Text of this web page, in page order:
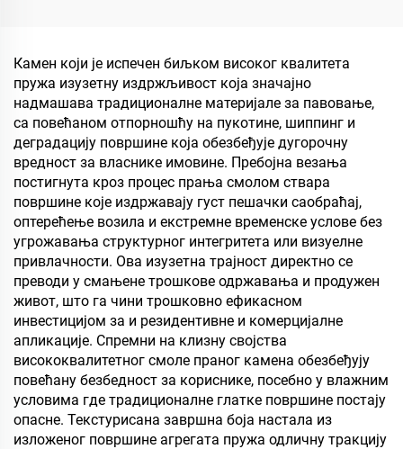
складиштење,
резервоар за уље,
складиште житарица,
транспорт и спољне
објекте, и апликације за
животне стилове
Камен који је испечен биљком високог квалитета
пружа изузетну издржљивост која значајно
надмашава традиционалне материјале за павовање,
са повећаном отпорношћу на пукотине, шиппинг и
деградацију површине која обезбеђује дугорочну
вредност за власнике имовине. Пребојна везања
постигнута кроз процес прања смолом ствара
површине које издржавају густ пешачки саобраћај,
оптерећење возила и екстремне временске услове без
угрожавања структурног интегритета или визуелне
привлачности. Ова изузетна трајност директно се
преводи у смањене трошкове одржавања и продужен
живот, што га чини трошковно ефикасном
инвестицијом за и резидентивне и комерцијалне
апликације. Спремни на клизну својства
висококвалитетног смоле праног камена обезбеђују
повећану безбедност за кориснике, посебно у влажним
условима где традиционалне глатке површине постају
опасне. Текстурисана завршна боја настала из
изложеног површине агрегата пружа одличну тракцију